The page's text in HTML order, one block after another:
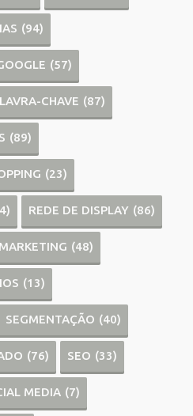
(94)
(57)
CHAVE (87)
(89)
(23)
REDE DE DISPLAY (86)
(48)
(13)
SEGMENTAÇÃO (40)
(76) SEO (33)
MEDIA (7)